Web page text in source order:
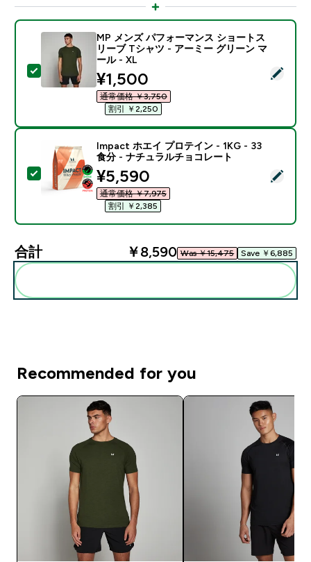
この商品を選択 - MP メンズ パフォーマンス ショー
MP メンズ パフォーマンス ショートス
リーブ Tシャツ - アーミー グリーン マ
ール - XL
discounted price
¥1,500‎
通常価格 ￥3,750‎
割引 ￥2,250‎
この商品を選択 - Impact ホエイ プロテイン - 1KG -
Impact ホエイ プロテイン - 1KG - 33
食分 - ナチュラルチョコレート
discounted price
¥5,590‎
通常価格 ￥7,975‎
割引 ￥2,385‎
合計 ￥8,590‎ Was ￥15,475‎ Save ￥6,885‎
Recommended for you